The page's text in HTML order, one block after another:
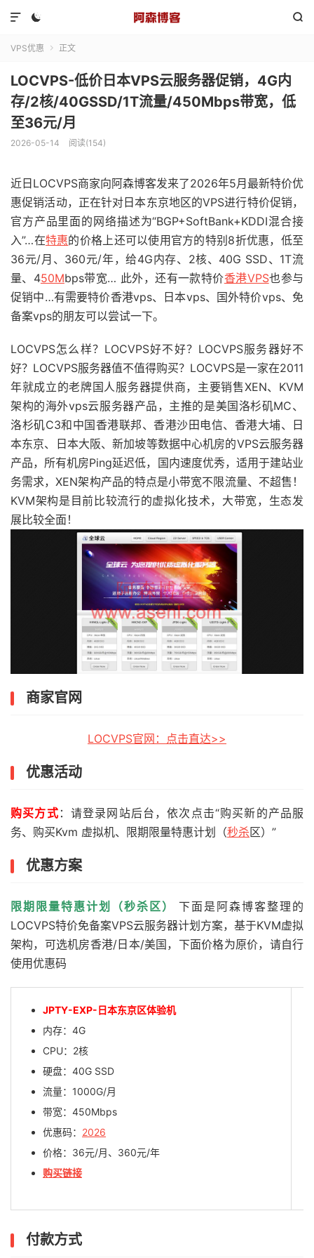
 

VPS优惠  正文
LOCVPS-低价日本VPS云服务器促销，4G内
存/2核/40GSSD/1T流量/450Mbps带宽，低
至36元/月
2026-05-14 阅读(154)
近日LOCVPS商家向阿森博客发来了2026年5月最新特价优
惠促销活动，正在针对日本东京地区的VPS进行特价促销，
官方产品里面的网络描述为“BGP+SoftBank+KDDI混合接
入”…在特惠的价格上还可以使用官方的特别8折优惠，低至
36元/月、360元/年，给4G内存、2核、40G SSD、1T流
量、450Mbps带宽… 此外，还有一款特价香港VPS也参与
促销中…有需要特价香港vps、日本vps、国外特价vps、免
备案vps的朋友可以尝试一下。
LOCVPS怎么样？LOCVPS好不好？LOCVPS服务器好不
好？LOCVPS服务器值不值得购买？LOCVPS是一家在2011
年就成立的老牌国人服务器提供商，主要销售XEN、KVM
架构的海外vps云服务器产品，主推的是美国洛杉矶MC、
洛杉矶C3和中国香港联邦、香港沙田电信、香港大埔、日
本东京、日本大阪、新加坡等数据中心机房的VPS云服务器
产品，所有机房Ping延迟低，国内速度优秀，适用于建站业
务需求，XEN架构产品的特点是小带宽不限流量、不超售！
KVM架构是目前比较流行的虚拟化技术，大带宽，生态发
展比较全面！
商家官网
LOCVPS官网：点击直达>>
优惠活动
购买方式 ：请登录网站后台，依次点击“购买新的产品服
务、购买Kvm 虚拟机、限期限量特惠计划（秒杀区）”
优惠方案
限期限量特惠计划（秒杀区）
下面是阿森博客整理的
LOCVPS特价免备案VPS云服务器计划方案，基于KVM虚拟
架构，可选机房香港/日本/美国，下面价格为原价，请自行
使用优惠码
JPTY-EXP-日本东京区体验机
内存：4G
CPU：2核
硬盘：40G SSD
流量：1000G/月
带宽：450Mbps
优惠码： 2026
价格：36元/月、360元/年
购买链接
付款方式